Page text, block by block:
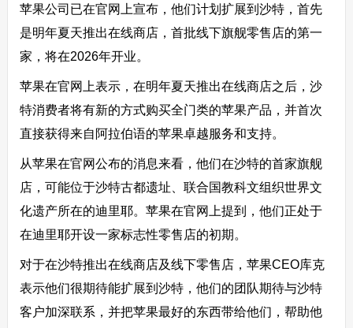
苹果公司已在官网上宣布，他们计划扩展到沙特，首先
是明年夏天推出在线商店，首批线下旗舰零售店的第一
家，将在2026年开业。
苹果在官网上表示，在明年夏天推出在线商店之后，沙
特消费者将有新的方式购买全门类的苹果产品，并首次
直接获得来自阿拉伯语的苹果卓越服务和支持。
从苹果在官网公布的消息来看，他们在沙特的首家旗舰
店，可能位于沙特古都遗址、联合国教科文组织世界文
化遗产所在的迪里耶。苹果在官网上提到，他们正处于
在迪里耶开设一家标志性零售店的初期。
对于在沙特推出在线商店及线下零售店，苹果CEO库克
表示他们很期待能扩展到沙特，他们的团队期待与沙特
客户加深联系，并把苹果最好的东西带给他们，帮助他